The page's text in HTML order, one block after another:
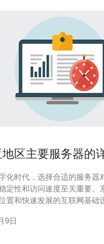
区主要服务器的
化时代，选择合适的服务器
定性和访问速度至关重要。
置和快速发展的互联网基础
，并进行对比分析，最终推
9日